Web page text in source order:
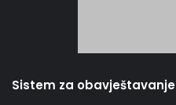
Sistem za obavještavanje